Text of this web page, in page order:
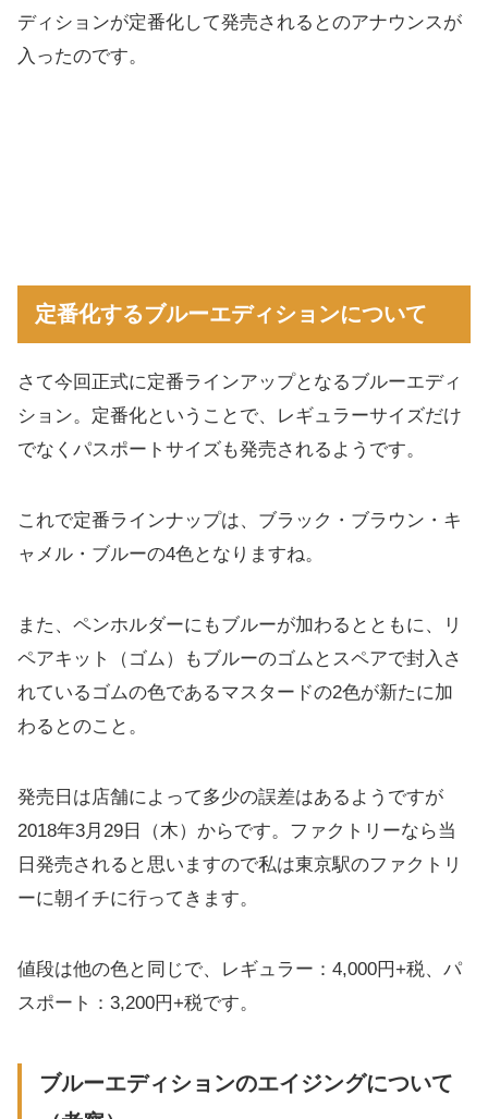
ディションが定番化して発売されるとのアナウンスが
入ったのです。
定番化するブルーエディションについて
さて今回正式に定番ラインアップとなるブルーエディ
ション。定番化ということで、レギュラーサイズだけ
でなくパスポートサイズも発売されるようです。
これで定番ラインナップは、ブラック・ブラウン・キ
ャメル・ブルーの4色となりますね。
また、ペンホルダーにもブルーが加わるとともに、リ
ペアキット（ゴム）もブルーのゴムとスペアで封入さ
れているゴムの色であるマスタードの2色が新たに加
わるとのこと。
発売日は店舗によって多少の誤差はあるようですが
2018年3月29日（木）からです。ファクトリーなら当
日発売されると思いますので私は東京駅のファクトリ
ーに朝イチに行ってきます。
値段は他の色と同じで、レギュラー：4,000円+税、パ
スポート：3,200円+税です。
ブルーエディションのエイジングについて